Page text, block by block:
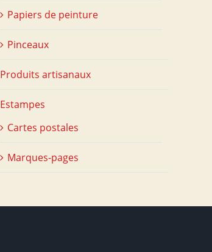
Papiers de peinture
Pinceaux
Produits artisanaux
Estampes
Cartes postales
Marques-pages